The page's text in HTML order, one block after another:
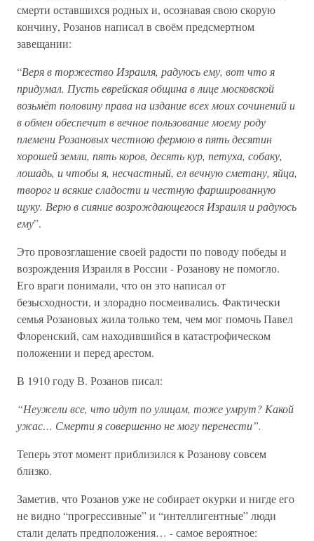
смерти оставшихся родных и, осознавая свою скорую
кончину, Розанов написал в своём предсмертном
завещании:
“Веря в торжество Израиля, радуюсь ему, вот что я
придумал. Пусть еврейская община в лице московской
возьмёт половину права на издание всех моих сочинений и
в обмен обеспечит в вечное пользование моему роду
племени Розановых честною фермою в пять десятин
хорошей земли, пять коров, десять кур, петуха, собаку,
лошадь, и чтобы я, несчастный, ел вечную сметану, яйца,
творог и всякие сладости и честную фаршированную
щуку. Верю в сияние возрождающегося Израиля и радуюсь
ему”.
Это провозглашение своей радости по поводу победы и
возрождения Израиля в России - Розанову не помогло.
Его враги понимали, что он это написал от
безысходности, и злорадно посмеивались. Фактически
семья Розановых жила только тем, чем мог помочь Павел
Флоренский, сам находившийся в катастрофическом
положении и перед арестом.
В 1910 году В. Розанов писал:
“Неужели все, что идут по улицам, тоже умрут? Какой
ужас… Смерти я совершенно не могу перенести”.
Теперь этот момент приблизился к Розанову совсем
близко.
Заметив, что Розанов уже не собирает окурки и нигде его
не видно “прогрессивные” и “интеллигентные” люди
стали делать предположения… - самое вероятное: